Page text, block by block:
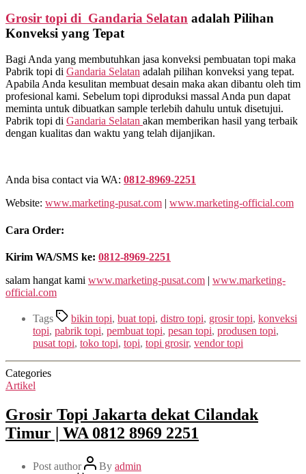
Grosir topi di Gandaria Selatan adalah Pilihan
Konveksi yang Tepat
Bagi Anda yang membutuhkan jasa konveksi pembuatan topi maka
Pabrik topi di Gandaria Selatan adalah pilihan konveksi yang tepat.
Apabila Anda kesulitan membuat desain maka akan dibantu oleh tim
profesional kami. Sebelum topi diproduksi massal Anda pun dapat
meminta untuk dibuatkan sample terlebih dahulu untuk disetujui.
Pabrik topi di Gandaria Selatan akan memberikan hasil yang terbaik
dengan kualitas dan waktu yang telah dijanjikan.
Anda bisa contact via WA: 0812-8969-2251
Website: www.marketing-pusat.com | www.marketing-official.com
Cara Order:
Kirim WA/SMS ke: 0812-8969-2251
salam hangat kami www.marketing-pusat.com | www.marketing-
official.com
Tags bikin topi, buat topi, distro topi, grosir topi, konveksi
topi, pabrik topi, pembuat topi, pesan topi, produsen topi,
pusat topi, toko topi, topi, topi grosir, vendor topi
Categories
Artikel
Grosir Topi Jakarta dekat Cilandak
Timur | WA 0812 8969 2251
Post author By admin